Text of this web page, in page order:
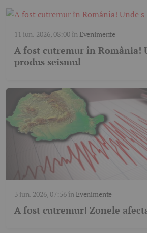
11 iun. 2026, 08:00în Evenimente
A fost cutremur în România!
produs seismul
3 iun. 2026, 07:56în Evenimente
A fost cutremur! Zonele